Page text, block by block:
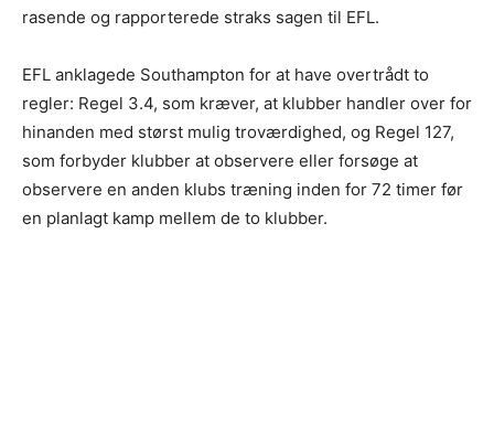
rasende og rapporterede straks sagen til EFL.
EFL anklagede Southampton for at have overtrådt to
regler: Regel 3.4, som kræver, at klubber handler over for
hinanden med størst mulig troværdighed, og Regel 127,
som forbyder klubber at observere eller forsøge at
observere en anden klubs træning inden for 72 timer før
en planlagt kamp mellem de to klubber.